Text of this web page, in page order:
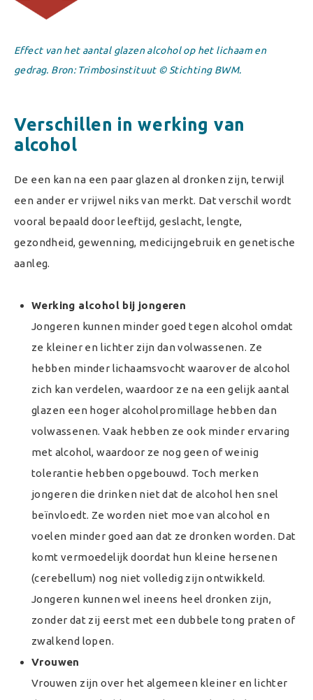
Effect van het aantal glazen alcohol op het lichaam en
gedrag. Bron: Trimbosinstituut © Stichting BWM.
Verschillen in werking van
alcohol
De een kan na een paar glazen al dronken zijn, terwijl
een ander er vrijwel niks van merkt. Dat verschil wordt
vooral bepaald door leeftijd, geslacht, lengte,
gezondheid, gewenning, medicijngebruik en genetische
aanleg.
Werking alcohol bij jongeren
Jongeren kunnen minder goed tegen alcohol omdat
ze kleiner en lichter zijn dan volwassenen. Ze
hebben minder lichaamsvocht waarover de alcohol
zich kan verdelen, waardoor ze na een gelijk aantal
glazen een hoger alcoholpromillage hebben dan
volwassenen. Vaak hebben ze ook minder ervaring
met alcohol, waardoor ze nog geen of weinig
tolerantie hebben opgebouwd. Toch merken
jongeren die drinken niet dat de alcohol hen snel
beïnvloedt. Ze worden niet moe van alcohol en
voelen minder goed aan dat ze dronken worden. Dat
komt vermoedelijk doordat hun kleine hersenen
(cerebellum) nog niet volledig zijn ontwikkeld.
Jongeren kunnen wel ineens heel dronken zijn,
zonder dat zij eerst met een dubbele tong praten of
zwalkend lopen.
Vrouwen
Vrouwen zijn over het algemeen kleiner en lichter